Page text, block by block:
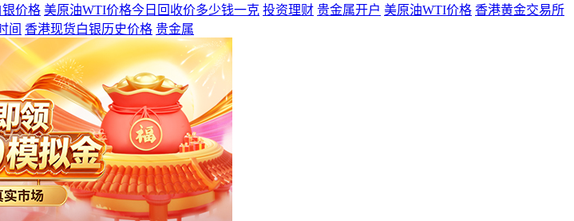
价格 美原油WTI价格今日回收价多少钱一克 投资理财 贵金属开户 美原油WTI价格 香港黄金交易所
间 香港现货白银历史价格 贵金属